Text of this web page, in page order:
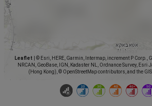
Leaflet
© Esri, HERE, Garmin, Intermap, increment P Corp.,
NRCAN, GeoBase, IGN, Kadaster NL, Ordnance Survey, Esri
(Hong Kong), © OpenStreetMap contributors, and the